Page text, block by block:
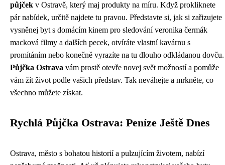
půjček v Ostravě, který maj produkty na míru. Když prokliknete
pár nabídek, určitě najdete tu pravou. Představte si, jak si zařizujete
vysněnej byt s domácím kinem pro sledování veronika čermák
macková filmy a dalších pecek, otvíráte vlastní kavárnu s
promítáním nebo konečně vyrazíte na tu dlouho odkládanou dovču.
Půjčka Ostrava vám prostě otevře novej svět možností a pomůže
vám žít život podle vašich představ. Tak neváhejte a mrkněte, co
všechno můžete získat.
Rychlá Půjčka Ostrava: Peníze Ještě Dnes
Ostrava, město s bohatou historií a pulzujícím životem, nabízí